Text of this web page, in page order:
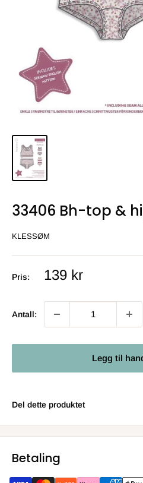
33406 Bh-top &
KLESSØM
Pris:
Salgs
139 kr
Antall:
Legg til
Del dette produktet
Betaling